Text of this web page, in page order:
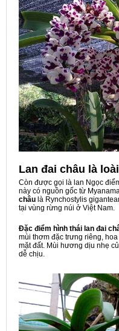
Lan đai châu là
Còn được gọi là lan Ngọc
này có nguồn gốc từ
châu là Rynchostylis
tại vùng rừng núi ở Việt Nam.
Đặc điểm hình thái lan đai
mùi thơm đặc trưng riêng,
mặt đất. Mùi hương dịu nhẹ
dễ chịu.